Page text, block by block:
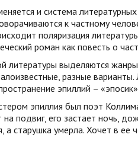
и система
к частному
поляризация
роман как повесть о
литературы выделяются
разные
эпиллий –
эпиллия был поэт
подвиг, его застает ночь,
а старушка умерла. Хочет в ее